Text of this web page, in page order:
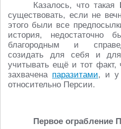
Казалось, что такая
существовать, если не
этого были все
история, недостаточно
благородным и
созидать для себя и
учитывать ещё и тот факт,
захвачена паразитами, и у
относительно Персии.
Первое ограбление